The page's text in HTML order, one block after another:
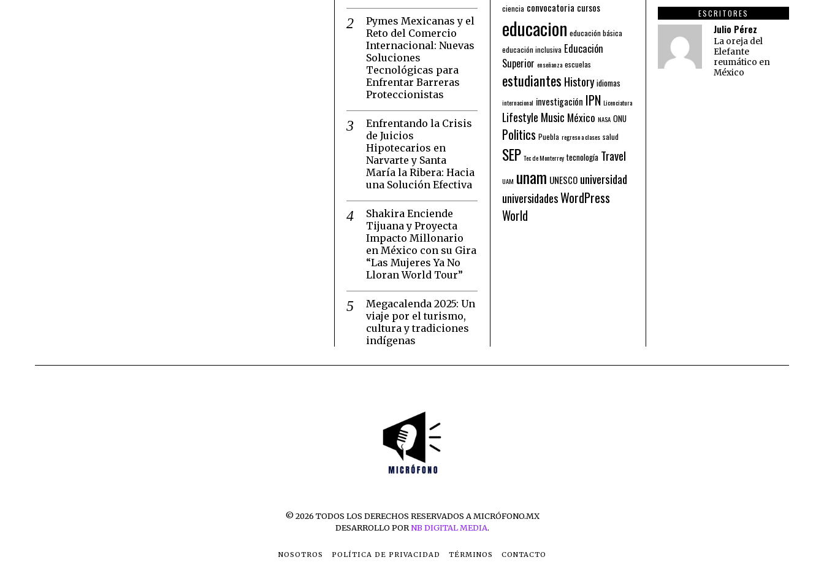
Pymes Mexicanas y el
Reto del Comercio
Internacional: Nuevas
Soluciones
Tecnológicas para
Enfrentar Barreras
Proteccionistas
Enfrentando la Crisis
de Juicios
Hipotecarios en
Narvarte y Santa
María la Ribera: Hacia
una Solución Efectiva
Shakira Enciende
Tijuana y Proyecta
Impacto Millonario
en México con su Gira
“Las Mujeres Ya No
Lloran World Tour”
Megacalenda 2025: Un
viaje por el turismo,
cultura y tradiciones
indígenas
ciencia convocatoria cursos
educacion educación básica
educación inclusiva Educación
Superior enseñanza escuelas
estudiantes History idiomas
internacional investigación IPN Licenciatura
Lifestyle Music México NASA ONU
Politics Puebla regreso a clases salud
SEP Tec de Monterrey tecnología Travel
UAM unam UNESCO universidad
universidadesWordPress
World
ESCRITORES
Julio Pérez
La oreja del
Elefante
reumático en
México
©2026 TODOS LOS DERECHOS RESERVADOS A MICRÓFONO.MX
DESARROLLO PORNB DIGITAL MEDIA.
NOSOTROS POLÍTICA DE PRIVACIDAD TÉRMINOS CONTACTO